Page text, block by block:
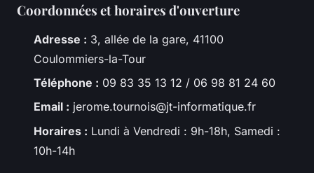
Coordonnées et horaires d'ouverture
Adresse : 3, allée de la gare, 41100
Coulommiers-la-Tour
Téléphone : 09 83 35 13 12 / 06 98 81 24 60
Email : jerome.tournois@jt-informatique.fr
Horaires : Lundi à Vendredi : 9h-18h, Samedi :
10h-14h